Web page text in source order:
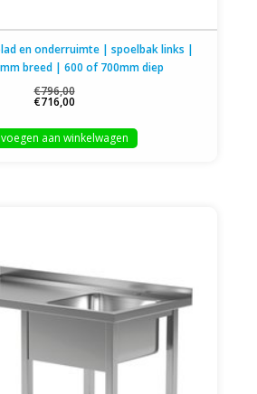
en onderruimte | spoelbak links |
breed | 600 of 700mm diep
€796,00
€716,00
aan winkelwagen